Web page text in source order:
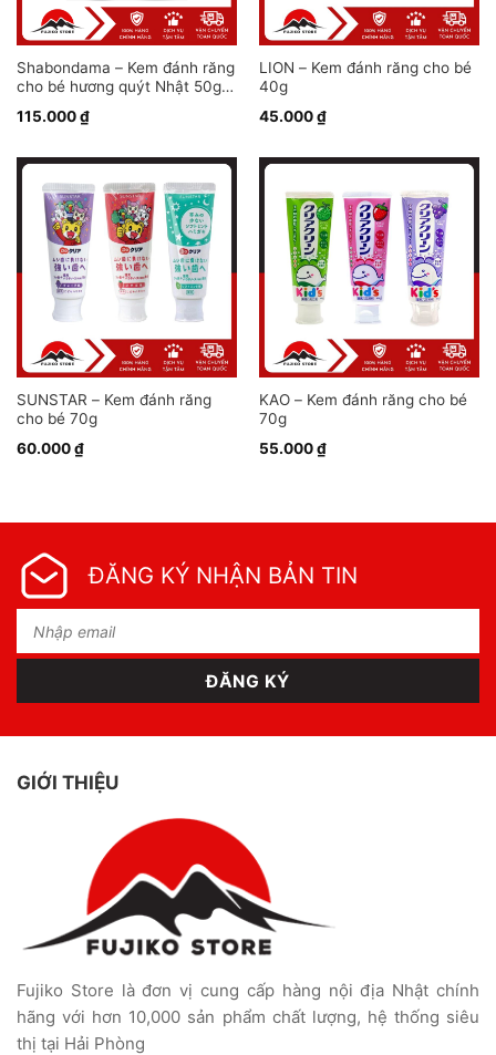
Shabondama – Kem đánh răng
cho bé hương quýt Nhật 50g
115.000₫
LION – Kem đánh răng cho bé
40g
45.000₫
SUNSTAR – Kem đánh răng
cho bé 70g
60.000₫
KAO – Kem đánh răng cho bé
70g
55.000₫
ĐĂNG KÝ NHẬN BẢN TIN
GIỚI THIỆU
Fujiko Store là đơn vị cung cấp hàng nội địa Nhật chính
hãng với hơn 10,000 sản phẩm chất lượng, hệ thống siêu
thị tại Hải Phòng